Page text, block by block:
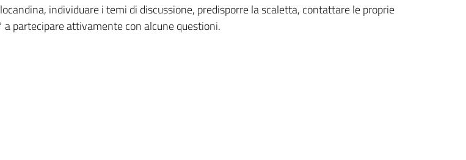
individuare i temi di discussione, predisporre la scaletta, contattare le proprie
partecipare attivamente con alcune questioni.